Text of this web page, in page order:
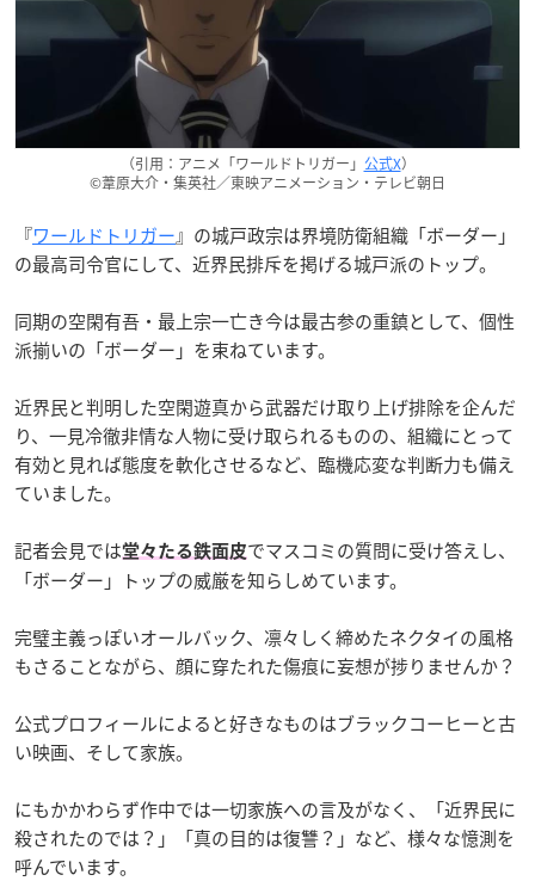
（引用：アニメ「ワールドトリガー」 公式X）
©葦原大介・集英社／東映アニメーション・テレビ朝日
『ワールドトリガー』の城戸政宗は界境防衛組織「ボーダー」
の最高司令官にして、近界民排斥を掲げる城戸派のトップ。
同期の空閑有吾・最上宗一亡き今は最古参の重鎮として、個性
派揃いの「ボーダー」を束ねています。
近界民と判明した空閑遊真から武器だけ取り上げ排除を企んだ
り、一見冷徹非情な人物に受け取られるものの、組織にとって
有効と見れば態度を軟化させるなど、臨機応変な判断力も備え
ていました。
記者会見では堂々たる鉄面皮でマスコミの質問に受け答えし、
「ボーダー」トップの威厳を知らしめています。
完璧主義っぽいオールバック、凛々しく締めたネクタイの風格
もさることながら、顔に穿たれた傷痕に妄想が捗りませんか？
公式プロフィールによると好きなものはブラックコーヒーと古
い映画、そして家族。
にもかかわらず作中では一切家族への言及がなく、「近界民に
殺されたのでは？」「真の目的は復讐？」など、様々な憶測を
呼んでいます。